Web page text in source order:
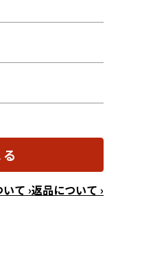
て ›返品について ›